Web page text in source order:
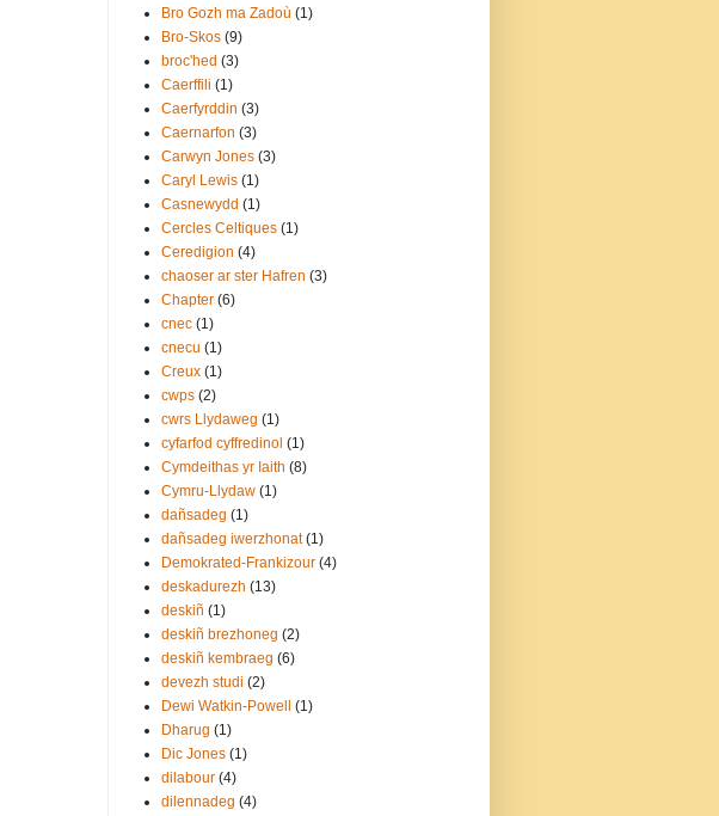
Bro Gozh ma Zadoù (1)
Bro-Skos (9)
broc'hed (3)
Caerffili (1)
Caerfyrddin (3)
Caernarfon (3)
Carwyn Jones (3)
Caryl Lewis (1)
Casnewydd (1)
Cercles Celtiques (1)
Ceredigion (4)
chaoser ar ster Hafren (3)
Chapter (6)
cnec (1)
cnecu (1)
Creux (1)
cwps (2)
cwrs Llydaweg (1)
cyfarfod cyffredinol (1)
Cymdeithas yr Iaith (8)
Cymru-Llydaw (1)
dañsadeg (1)
dañsadeg iwerzhonat (1)
Demokrated-Frankizour (4)
deskadurezh (13)
deskiñ (1)
deskiñ brezhoneg (2)
deskiñ kembraeg (6)
devezh studi (2)
Dewi Watkin-Powell
(1)
Dharug (1)
Dic Jones (1)
dilabour (4)
dilennadeg (4)